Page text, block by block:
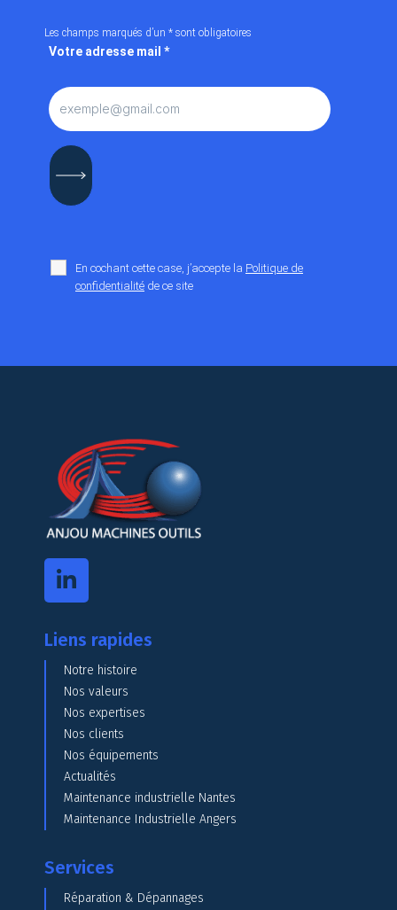
Les champs marqués d’un * sont obligatoires
Votre adresse mail *
En cochant cette case, j’accepte la Politique de
confidentialité de ce site
Liens rapides
Notre histoire
Nos valeurs
Nos expertises
Nos clients
Nos équipements
Actualités
Maintenance industrielle Nantes
Maintenance Industrielle Angers
Services
Réparation & Dépannages